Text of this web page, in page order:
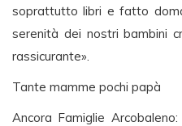
soprattutto libri e fatto
serenità dei nostri bambini
rassicurante».
Tante mamme pochi papà
Ancora Famiglie